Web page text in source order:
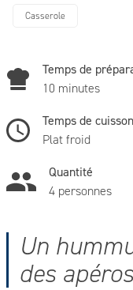
Casserole
Temps de
10 minutes
Temps de cuisson
Plat froid
Quantité
4 personnes
Un
des